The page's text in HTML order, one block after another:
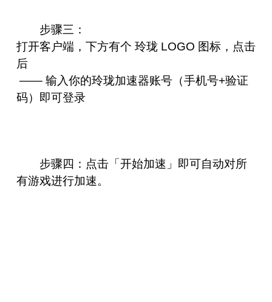
步骤三：
打开客户端，下方有个 玲珑 LOGO 图标，点击
后
—— 输入你的玲珑加速器账号（手机号+验证
码）即可登录
步骤四：点击「开始加速」即可自动对所
有游戏进行加速。